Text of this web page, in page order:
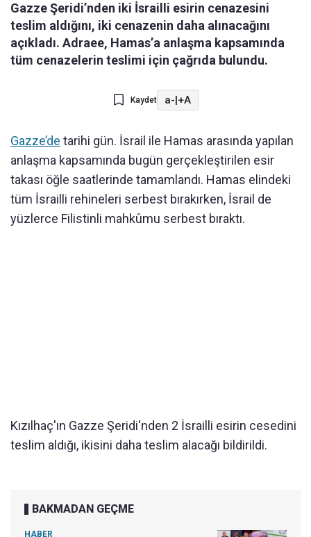
Gazze Şeridi’nden iki İsrailli esirin cenazesini
teslim aldığını, iki cenazenin daha alınacağını
açıkladı. Adraee, Hamas’a anlaşma kapsamında
tüm cenazelerin teslimi için çağrıda bulundu.
Kaydet a-|+A
Gazze’de tarihi gün. İsrail ile Hamas arasında yapılan
anlaşma kapsamında bugün gerçekleştirilen esir
takası öğle saatlerinde tamamlandı. Hamas elindeki
tüm İsrailli rehineleri serbest bırakırken, İsrail de
yüzlerce Filistinli mahkûmu serbest bıraktı.
Kızılhaç'ın Gazze Şeridi'nden 2 İsrailli esirin cesedini
teslim aldığı, ikisini daha teslim alacağı bildirildi.
BAKMADAN GEÇME
HABER